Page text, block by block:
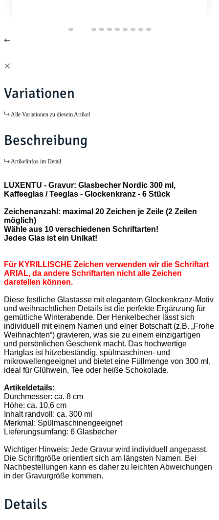
Variationen
Alle Variationen zu diesem Artikel
Beschreibung
Artikelinfos im Detail
LUXENTU - Gravur: Glasbecher Nordic 300 ml,
Kaffeeglas / Teeglas - Glockenkranz - 6 Stück
Zeichenanzahl: maximal 20 Zeichen je Zeile (2 Zeilen
möglich)
Wähle aus 10 verschiedenen Schriftarten!
Jedes Glas ist ein Unikat!
Für KYRILLISCHE Zeichen verwenden wir die Schriftart
ARIAL, da andere Schriftarten nicht alle Zeichen
darstellen können.
Diese festliche Glastasse mit elegantem Glockenkranz-Motiv
und weihnachtlichen Details ist die perfekte Ergänzung für
gemütliche Winterabende. Der Henkelbecher lässt sich
individuell mit einem Namen und einer Botschaft (z.B. „Frohe
Weihnachten“) gravieren, was sie zu einem einzigartigen
und persönlichen Geschenk macht. Das hochwertige
Hartglas ist hitzebeständig, spülmaschinen- und
mikrowellengeeignet und bietet eine Füllmenge von 300 ml,
ideal für Glühwein, Tee oder heiße Schokolade.
Artikeldetails:
Durchmesser: ca. 8 cm
Höhe: ca. 10,6 cm
Inhalt randvoll: ca. 300 ml
Merkmal: Spülmaschinengeeignet
Lieferungsumfang: 6 Glasbecher
Wichtiger Hinweis: Jede Gravur wird individuell angepasst.
Die Schriftgröße orientiert sich am längsten Namen. Bei
Nachbestellungen kann es daher zu leichten Abweichungen
in der Gravurgröße kommen.
Details